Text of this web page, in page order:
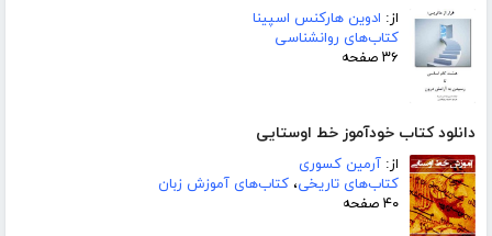
از: ادوین هارکنس اسپینا
کتاب‌های روانشناسی
۳۶ صفحه
دانلود کتاب خودآموز خط اوستایی
از: آرمین کسوری
کتاب‌های تاریخی، کتاب‌های آموزش زبان
۴۰ صفحه